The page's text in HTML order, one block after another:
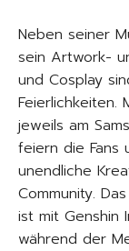
Neben seiner
sein Artwork-
und Cosplay
Feierlichkeiten.
jeweils am
feiern die Fans
unendliche
Community.
ist mit
während der